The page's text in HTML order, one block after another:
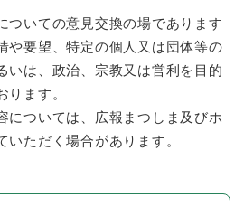
いての意見交換の場であります
や要望、特定の個人又は団体等の
いは、政治、宗教又は営利を目的
ります。
ついては、広報まつしま及びホ
いただく場合があります。